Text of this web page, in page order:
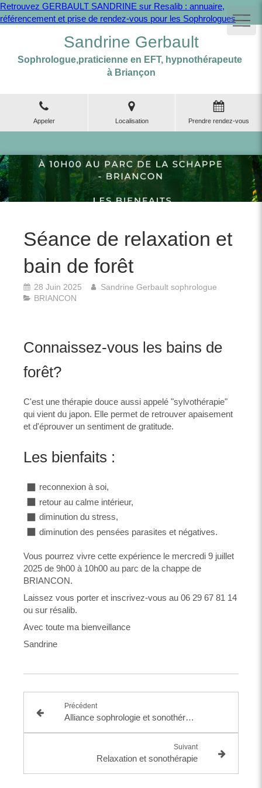
Retrouvez GERBAULT SANDRINE sur Resalib : annuaire,
référencement et prise de rendez-vous pour les Sophrologues
Sandrine Gerbault
Sophrologue,praticienne en EFT, hypnothérapeute
à Briançon
Appeler Localisation Prendre rendez-vous
Séance de relaxation et
bain de forêt
28 Juin 2025
Sandrine Gerbault sophrologue
BRIANCON
Connaissez-vous les bains de
forêt?
C'est une thérapie douce aussi appelé "sylvothérapie"
qui vient du japon. Elle permet de retrouver apaisement
et d'éprouver un sentiment de gratitude.
Les bienfaits :
reconnexion à soi,
retour au calme intérieur,
diminution du stress,
diminution des pensées parasites et négatives.
Vous pourrez vivre cette expérience le mercredi 9 juillet
2025 de 9h00 à 10h00 au parc de la chappe de
BRIANCON.
Laissez vous porter et inscrivez-vous au 06 29 67 81 14
ou sur résalib.
Avec toute ma bienveillance
Sandrine
Précédent
Alliance sophrologie et sonothérapie en groupe
Suivant
Relaxation et sonothérapie